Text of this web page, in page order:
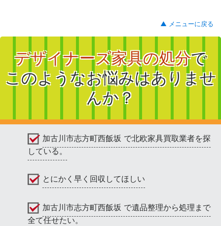
▲ メニューに戻る
デザイナーズ家具の処分で
このようなお悩みはありませ
んか？
加古川市志方町西飯坂 で北欧家具買取業者を探
している。
とにかく早く回収してほしい
加古川市志方町西飯坂 で遺品整理から処理まで
全て任せたい。